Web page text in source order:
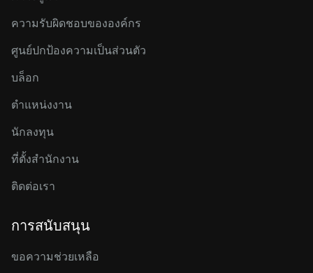
ความรับผิดชอบขององค์กร
ศูนย์ปกป้องความเป็นส่วนตัว
บล็อก
ตำแหน่งงาน
นักลงทุน
ที่ตั้งสำนักงาน
ติดต่อเรา
การสนับสนุน
ขอความช่วยเหลือ